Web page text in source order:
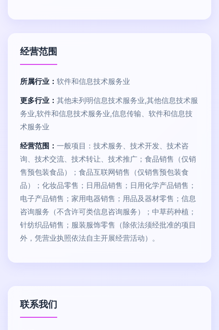
经营范围
所属行业： 软件和信息技术服务业
更多行业： 其他未列明信息技术服务业,其他信息技术服
务业,软件和信息技术服务业,信息传输、软件和信息技
术服务业
经营范围： 一般项目：技术服务、技术开发、技术咨
询、技术交流、技术转让、技术推广；食品销售（仅销
售预包装食品）；食品互联网销售（仅销售预包装食
品）；化妆品零售；日用品销售；日用化学产品销售；
电子产品销售；家用电器销售；用品及器材零售；信息
咨询服务（不含许可类信息咨询服务）；中草药种植；
针纺织品销售；服装服饰零售（除依法须经批准的项目
外，凭营业执照依法自主开展经营活动）。
联系我们